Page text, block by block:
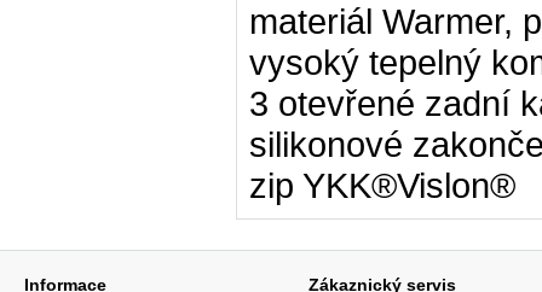
materiál Warmer,
vysoký tepelný
3 otevřené zadní
silikonové
zip YKK®Vislon®
Informace Zákaznický servis